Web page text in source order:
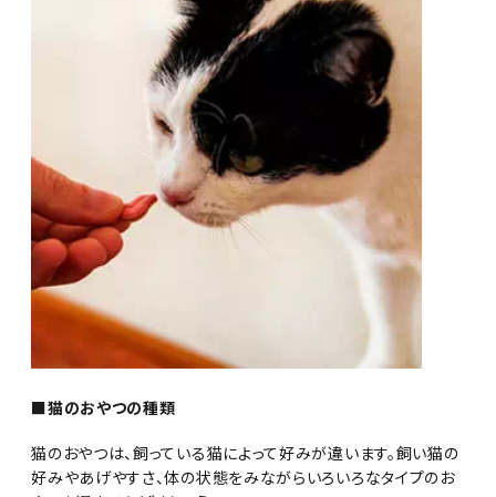
■猫のおやつの種類
猫のおやつは、飼っている猫によって好みが違います。飼い猫の
好みやあげやすさ、体の状態をみながらいろいろなタイプのお